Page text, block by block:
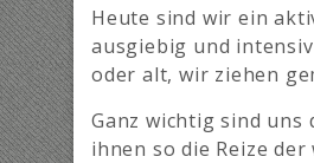
Heute sind wir ein
ausgiebig und
oder alt, wir ziehen
Ganz wichtig sind
ihnen so die Reize